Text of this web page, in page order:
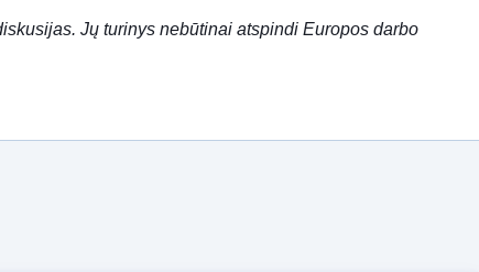
Jų turinys nebūtinai atspindi Europos darbo